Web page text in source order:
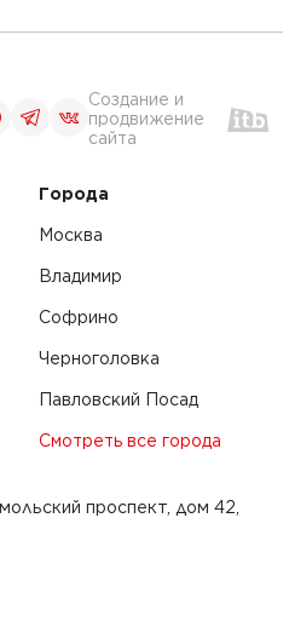
Создание и
продвижение
сайта
Города
Москва
Владимир
Софрино
Черноголовка
Павловский Посад
Смотреть все города
проспект, дом 42,